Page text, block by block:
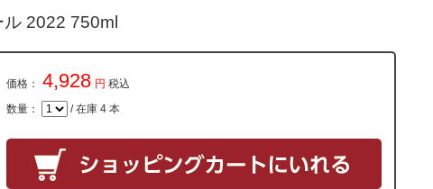
2022 750ml
価格： 4,928 円 税込
数量： / 在庫 4 本